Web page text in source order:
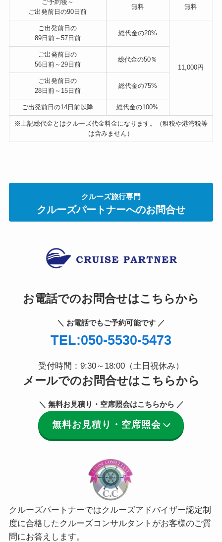
ご予約後～
ご出発前日の90日前
無料 無料
ご出発前日の
89日前～57日前
総代金の20%
11,000円
ご出発前日の
56日前～29日前
総代金の50％
ご出発前日の
28日前～15日前
総代金の75%
ご出発前日の14日前以降 総代金の100%
※上記総代金とはクルーズ代金料金になります。（租税や港湾税等
は含みません）
クルーズ旅行専門
クルーズパートナーへのお問合せ
お電話でのお問合せはこちらから
＼ お電話でもご予約可能です ／
TEL:050-5530-5473
受付時間：9:30～18:00（土日祝休み）
メールでのお問合せはこちらから
＼ 無料お見積り・空席照会はこちらから ／
無料お見積り・空席照会
クルーズパートナーではクルーズアドバイザー認定制
度に合格したクルーズコンサルタントがお客様のご質
問にお答えします。